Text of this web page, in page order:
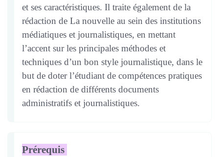
et ses caractéristiques. Il traite également de la
rédaction de La nouvelle au sein des institutions
médiatiques et journalistiques, en mettant
l’accent sur les principales méthodes et
techniques d’un bon style journalistique, dans le
but de doter l’étudiant de compétences pratiques
en rédaction de différents documents
administratifs et journalistiques.
Prérequis